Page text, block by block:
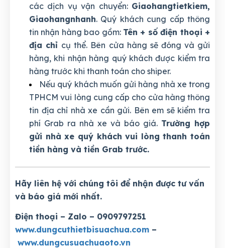
các dịch vụ vận chuyển: Giaohangtietkiem,
Giaohangnhanh. Quý khách cung cấp thông
tin nhận hàng bao gồm: Tên + số điện thoại +
địa chỉ cụ thể. Bên cửa hàng sẽ đóng và gửi
hàng, khi nhận hàng quý khách được kiểm tra
hàng trước khi thanh toán cho shiper.
Nếu quý khách muốn gửi hàng nhà xe trong
TPHCM vui lòng cung cấp cho cửa hàng thông
tin địa chỉ nhà xe cần gửi. Bên em sẽ kiểm tra
phí Grab ra nhà xe và báo giá. Trường hợp
gửi nhà xe quý khách vui lòng thanh toán
tiền hàng và tiền Grab trước.
Hãy liên hệ với chúng tôi để nhận được tư vấn
và báo giá mới nhất.
Điện thoại – Zalo – 0909797251
www.dungcuthietbisuachua.com –
www.dungcusuachuaoto.vn